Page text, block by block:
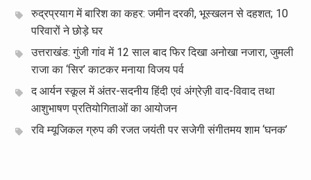
रुद्रप्रयाग में बारिश का कहर: जमीन दरकी, भूस्खलन से दहशत; 10
परिवारों ने छोड़े घर
उत्तराखंड: गुंजी गांव में 12 साल बाद फिर दिखा अनोखा नजारा, जुमली
राजा का ‘सिर’ काटकर मनाया विजय पर्व
द आर्यन स्कूल में अंतर-सदनीय हिंदी एवं अंग्रेज़ी वाद-विवाद तथा
आशुभाषण प्रतियोगिताओं का आयोजन
रवि म्यूजिकल ग्रुप की रजत जयंती पर सजेगी संगीतमय शाम ‘घनक’